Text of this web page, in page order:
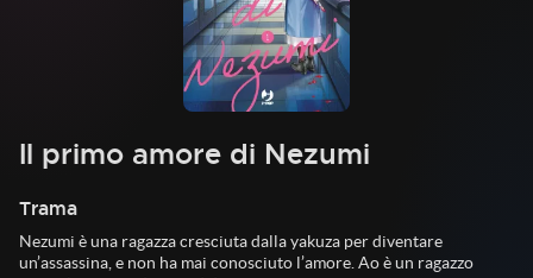
Il primo amore di Nezumi
Trama
Nezumi è una ragazza cresciuta dalla yakuza per diventare
un’assassina, e non ha mai conosciuto l’amore. Ao è un ragazzo